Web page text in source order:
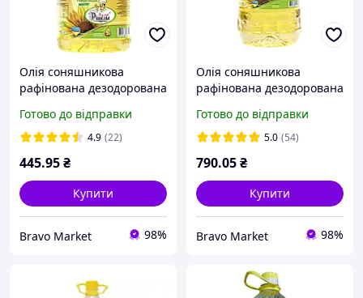
Олія соняшникова
рафінована дезодорована
Готово до відправки
4.9 (22)
445.95₴
Купити
Bravo Market 98%
Олія соняшникова
рафінована дезодорована
Готово до відправки
5.0 (54)
790.05₴
Купити
Bravo Market 98%